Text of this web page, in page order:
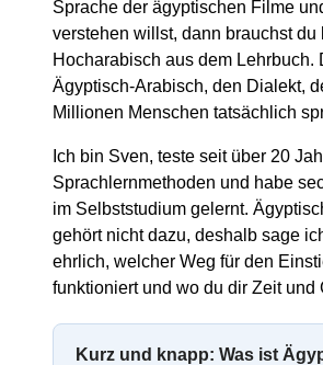
Sprache der ägyptischen Filme
verstehen willst, dann brauchst du
Hocharabisch aus dem Lehrbuch.
Ägyptisch-Arabisch, den Dialekt,
Millionen Menschen tatsächlich
Ich bin Sven, teste seit über 20
Sprachlernmethoden und habe
im Selbststudium gelernt.
gehört nicht dazu, deshalb sage
ehrlich, welcher Weg für den
funktioniert und wo du dir Zeit und
Kurz und knapp: Was ist